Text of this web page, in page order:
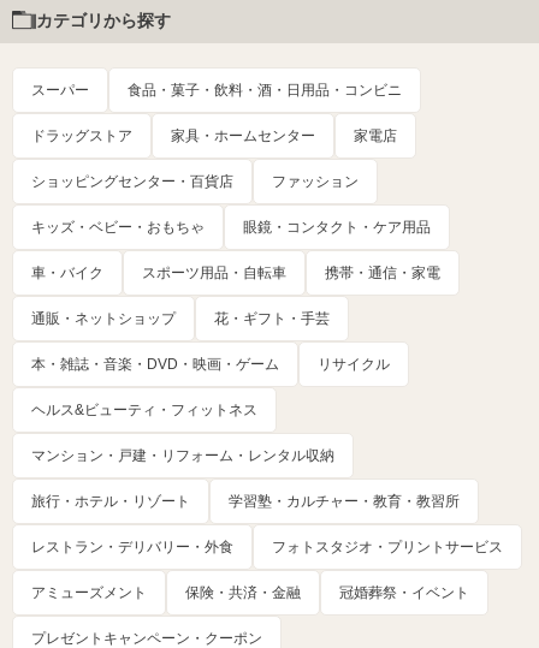
カテゴリから探す
スーパー 食品・菓子・飲料・酒・日用品・コンビニ
ドラッグストア 家具・ホームセンター 家電店
ショッピングセンター・百貨店 ファッション
キッズ・ベビー・おもちゃ 眼鏡・コンタクト・ケア用品
車・バイク スポーツ用品・自転車 携帯・通信・家電
通販・ネットショップ 花・ギフト・手芸
本・雑誌・音楽・DVD・映画・ゲーム リサイクル
ヘルス&ビューティ・フィットネス
マンション・戸建・リフォーム・レンタル収納
旅行・ホテル・リゾート 学習塾・カルチャー・教育・教習所
レストラン・デリバリー・外食 フォトスタジオ・プリントサービス
アミューズメント 保険・共済・金融 冠婚葬祭・イベント
プレゼントキャンペーン・クーポン